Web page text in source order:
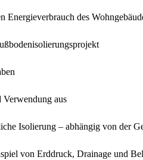
Energieverbrauch des
Verwendung aus
Isolierung – abhängig von der
von Erddruck, Drainage und